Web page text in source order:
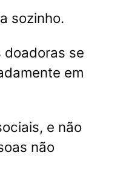
sozinho.
doadoras se
em
e não
não